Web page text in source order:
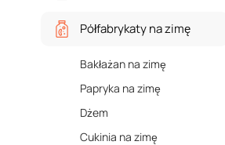
Półfabrykaty na zimę
Bakłażan na zimę
Papryka na zimę
Dżem
Cukinia na zimę